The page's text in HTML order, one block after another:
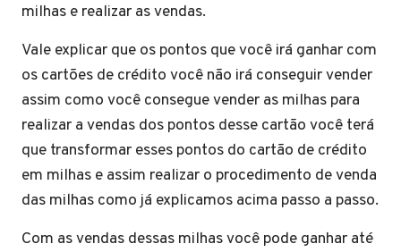
milhas e realizar as vendas.
Vale explicar que os pontos que você irá ganhar com
os cartões de crédito você não irá conseguir vender
assim como você consegue vender as milhas para
realizar a vendas dos pontos desse cartão você terá
que transformar esses pontos do cartão de crédito
em milhas e assim realizar o procedimento de venda
das milhas como já explicamos acima passo a passo.
Com as vendas dessas milhas você pode ganhar até